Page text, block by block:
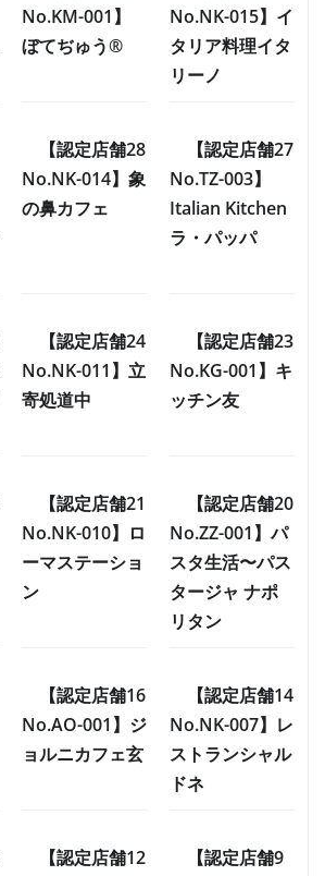
No.KM-001】
ぼてぢゅう®
No.NK-015】イ
タリア料理イタ
リーノ
【認定店舗28
No.NK-014】象
の鼻カフェ
【認定店舗27
No.TZ-003】
Italian Kitchen
ラ・パッパ
【認定店舗24
No.NK-011】立
寄処道中
【認定店舗23
No.KG-001】キ
ッチン友
【認定店舗21
No.NK-010】ロ
ーマステーショ
ン
【認定店舗20
No.ZZ-001】パ
スタ生活〜パス
タージャ ナポ
リタン
【認定店舗16
No.AO-001】ジ
ョルニカフェ玄
【認定店舗14
No.NK-007】レ
ストランシャル
ドネ
【認定店舗12
【認定店舗9